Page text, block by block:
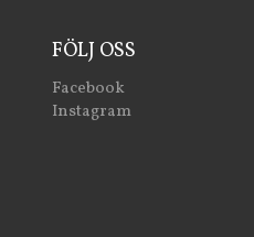
FÖLJ OSS
Facebook
Instagram